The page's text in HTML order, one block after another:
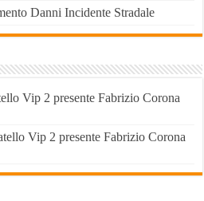
Danni Incidente Stradale
Vip 2 presente Fabrizio Corona
Vip 2 presente Fabrizio Corona